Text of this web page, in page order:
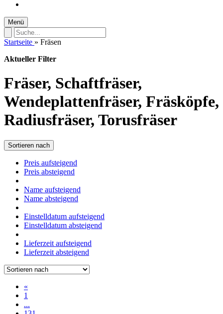
Menü
Startseite » Fräsen
Aktueller Filter
Fräser, Schaftfräser,
Wendeplattenfräser, Fräsköpfe,
Radiusfräser, Torusfräser
Sortieren nach
Preis aufsteigend
Preis absteigend
Name aufsteigend
Name absteigend
Einstelldatum aufsteigend
Einstelldatum absteigend
Lieferzeit aufsteigend
Lieferzeit absteigend
«
1
...